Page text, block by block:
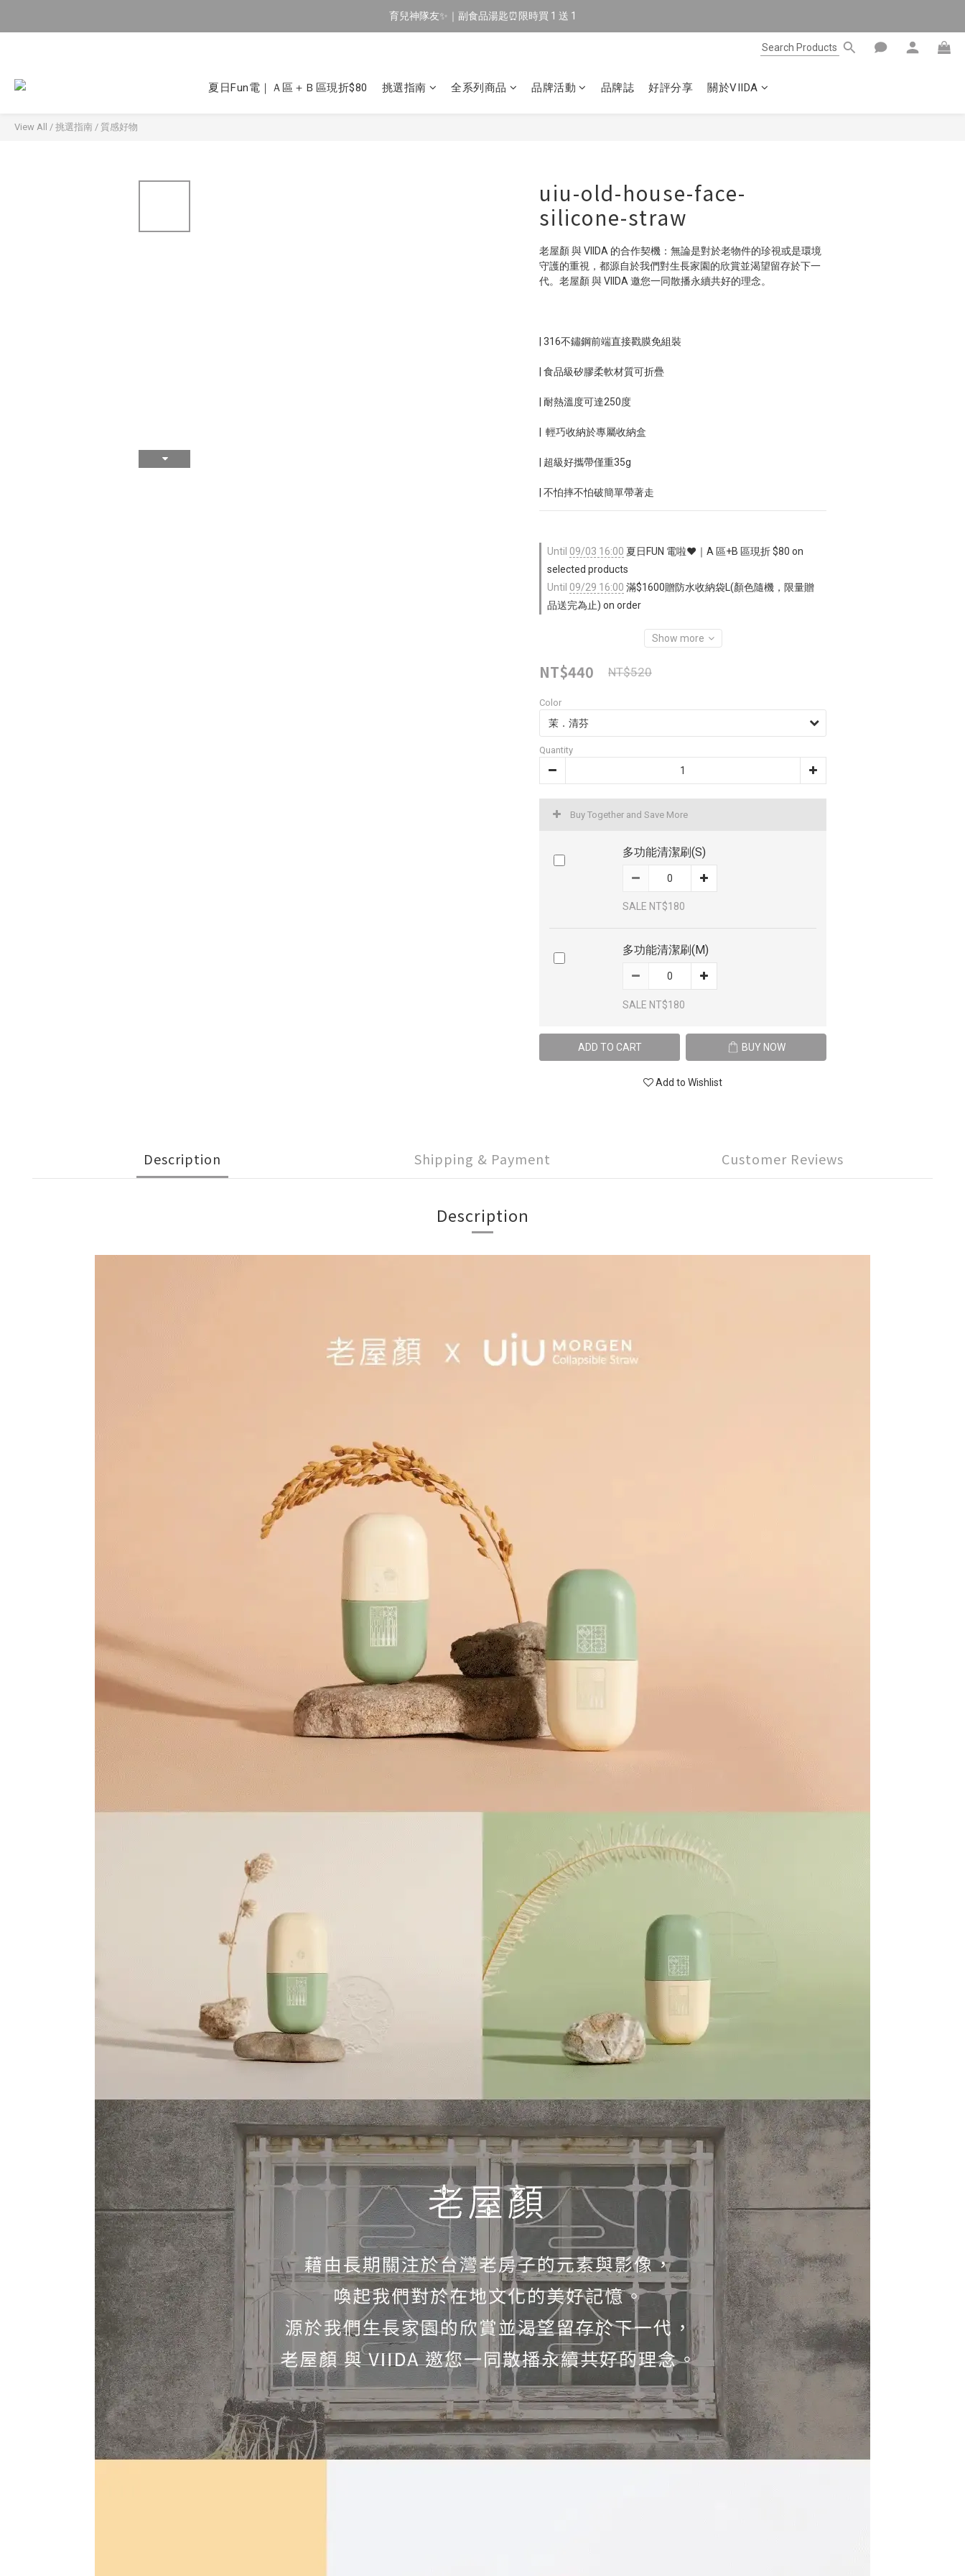
🔥 新會員專屬｜首購現折 $100！🔥
育兒神隊友✨｜副食品湯匙⏰限時買 1 送 1
夏日Fun電｜Ａ區＋Ｂ區現折$80 挑選指南 全系列商品 品牌活動 品牌誌 好評分享 關於VIIDA
View All / 挑選指南 / 質感好物
uiu-old-house-face-
silicone-straw
老屋顏 與 VIIDA 的合作契機：無論是對於老物件的珍視或是環境
守護的重視，都源自於我們對生長家園的欣賞並渴望留存於下一
代。老屋顏 與 VIIDA 邀您一同散播永續共好的理念。
| 316不鏽鋼前端直接戳膜免組裝
| 食品級矽膠柔軟材質可折疊
| 耐熱溫度可達250度
|  輕巧收納於專屬收納盒
| 超級好攜帶僅重35g
| 不怕摔不怕破簡單帶著走
Until 09/03 16:00 夏日FUN 電啦❤️｜A 區+B 區現折 $80 on
selected products
Until 09/29 16:00 滿$1600贈防水收納袋L(顏色隨機，限量贈
品送完為止) on order
Show more
NT$440 NT$520
Color
Quantity
Buy Together and Save More
多功能清潔刷(S)
SALE NT$180
多功能清潔刷(M)
SALE NT$180
ADD TO CART BUY NOW
Add to Wishlist
Description Shipping & Payment Customer Reviews
Description